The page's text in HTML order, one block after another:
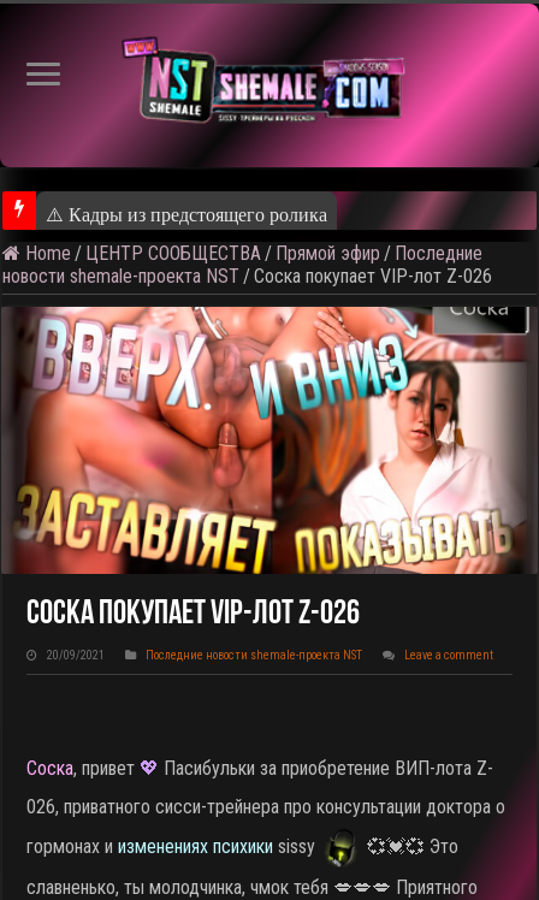
⚠️ Кадры из предстоящего ролика
Home / ЦЕНТР СООБЩЕСТВА / Прямой эфир / Последние
новости shemale-проекта NST /Соска покупает VIP-лот Z-026
Соска Покупает VIP-Лот Z-026
20/09/2021 Последние новости shemale-проекта NST Leave a comment
Соска, привет 💖 Пасибульки за приобретение ВИП-лота Z-
026, приватного сисси-трейнера про консультации доктора о
гормонах иизменениях психики sissy
💞💓💞 Это
славненько, ты молодчинка, чмок тебя 💋💋💋 Приятного